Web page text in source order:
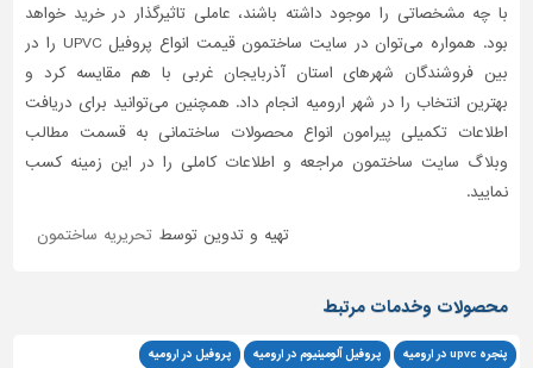
با چه مشخصاتی را موجود داشته باشند، عاملی تاثیر‌گذار در خرید خواهد
بود. همواره می‌توان در سایت ساختمون قیمت انواع پروفیل UPVC را در
بین فروشندگان شهرهای استان آذربایجان غربی با هم مقایسه کرد و
بهترین انتخاب را در شهر ارومیه انجام داد. همچنین می‌توانید برای دریافت
اطلاعات تکمیلی پیرامون انواع محصولات ساختمانی به قسمت مطالب
وبلاگ سایت ساختمون مراجعه و اطلاعات کاملی را در این زمینه کسب
نمایید.
تهیه و تدوین توسط تحریریه ساختمون
محصولات وخدمات مرتبط
پنجره upvc در ارومیه پروفیل آلومینیوم در ارومیه پروفیل در ارومیه